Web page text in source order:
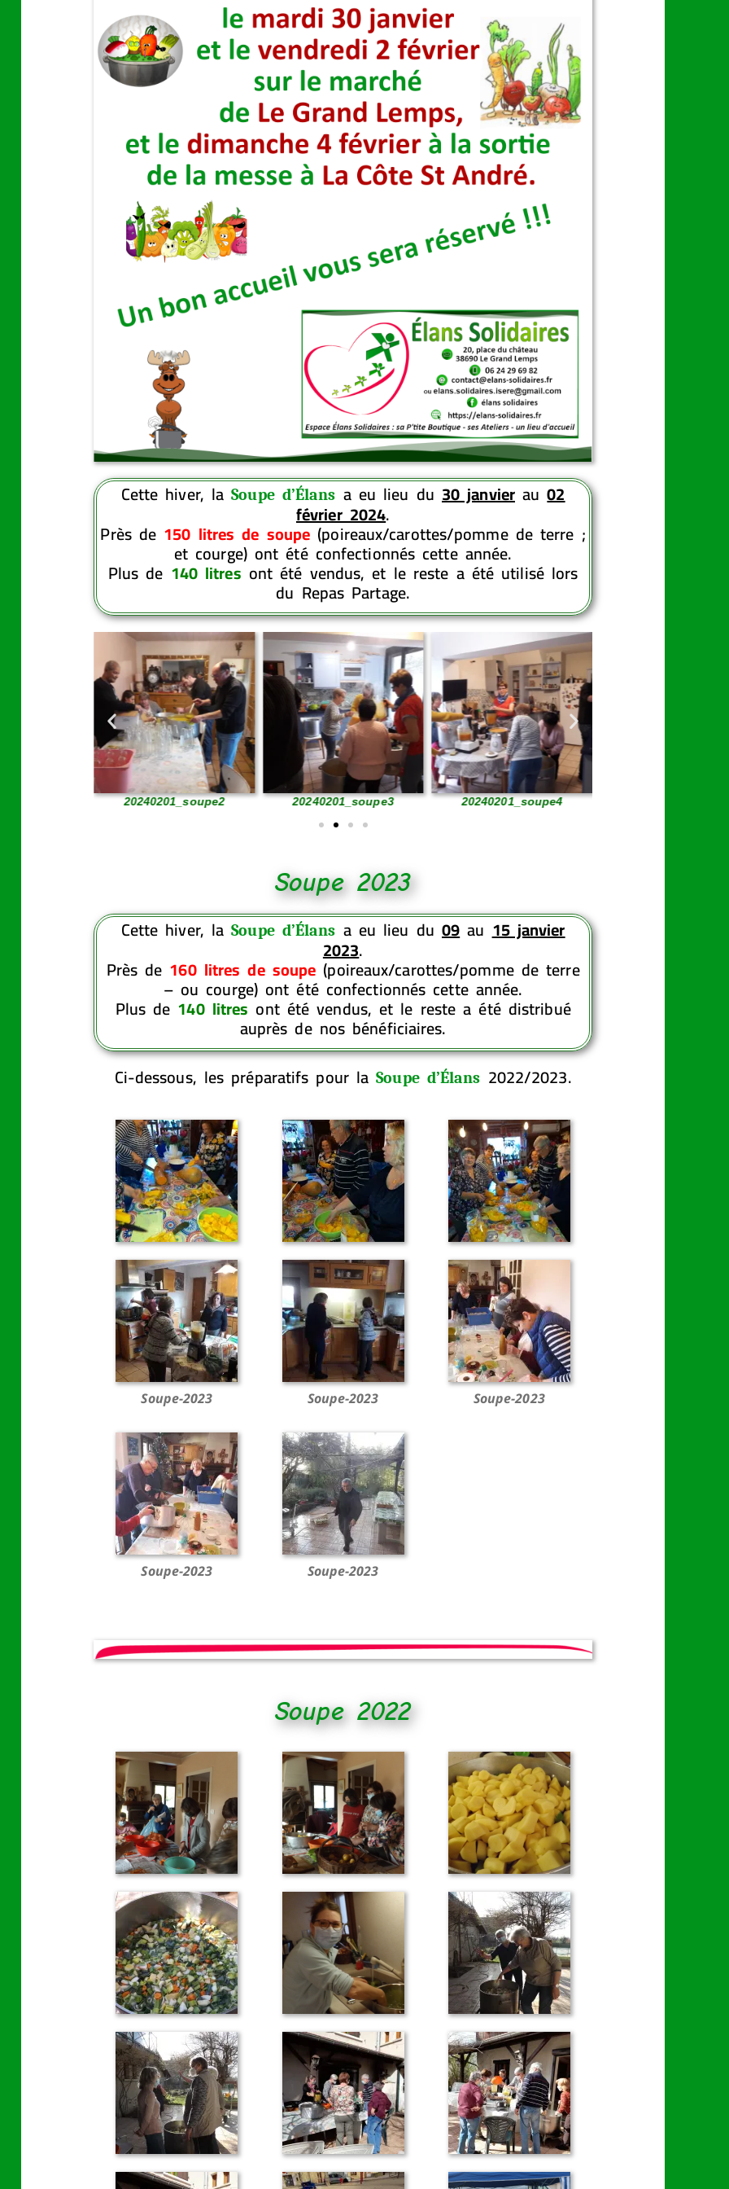
Cette hiver, laSoupe d’Élans a eu lieu du 30 janvierau02
février 2024.
Près de 150 litres de soupe (poireaux/carottes/pomme de terre ;
et courge) ont été confectionnés cette année.
Plus de 140 litres ont été vendus, et le reste a été utilisé lors
du Repas Partage.
20240201_soupe2 20240201_soupe3 20240201_soupe4
Soupe 2023
Cette hiver, laSoupe d’Élans a eu lieu du 09au15 janvier
2023.
Près de 160 litres de soupe (poireaux/carottes/pomme de terre
– ou courge) ont été confectionnés cette année.
Plus de 140 litres ont été vendus, et le reste a été distribué
auprès de nos bénéficiaires.
Ci-dessous, les préparatifs pour laSoupe d’Élans 2022/2023.
Soupe-2023 Soupe-2023 Soupe-2023
Soupe-2023 Soupe-2023
Soupe 2022